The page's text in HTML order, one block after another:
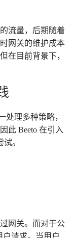
流量，后期随着
网关的维护成本
在目前背景下，
处理多种策略，
此 Beeto 在引入
。
网关。而对于公